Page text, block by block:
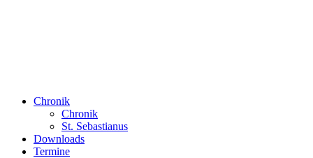
Chronik
Chronik
St. Sebastianus
Downloads
Termine